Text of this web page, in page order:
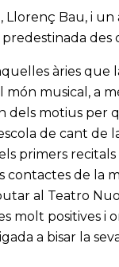
Bau, i un
des
àries que
musical, a
motius per
de cant de
primers recitals
de la
al Teatro
molt positives i
a bisar la seva